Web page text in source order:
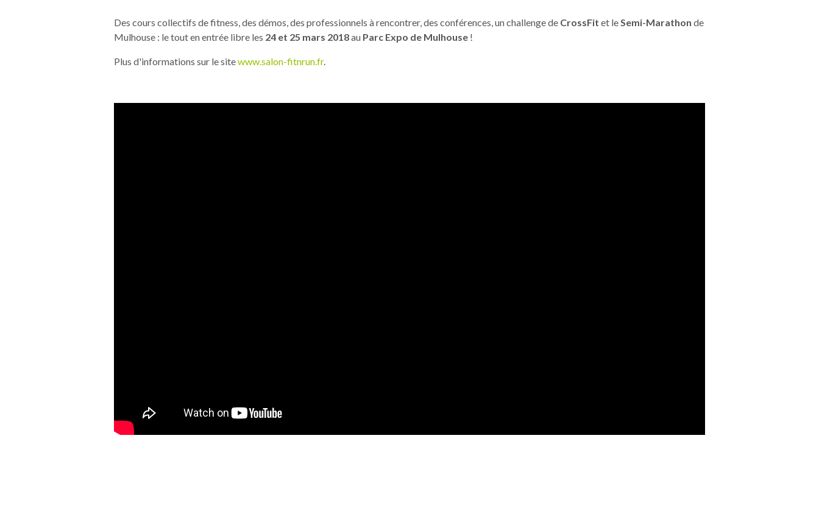
Des cours collectifs de fitness, des démos, des professionnels à rencontrer, des conférences, un challenge de CrossFit et leSemi-Marathon de
Mulhouse : le tout en entrée libre les 24 et 25 mars 2018au Parc Expo de Mulhouse !
Plus d'informations sur le sitewww.salon-fitnrun.fr.